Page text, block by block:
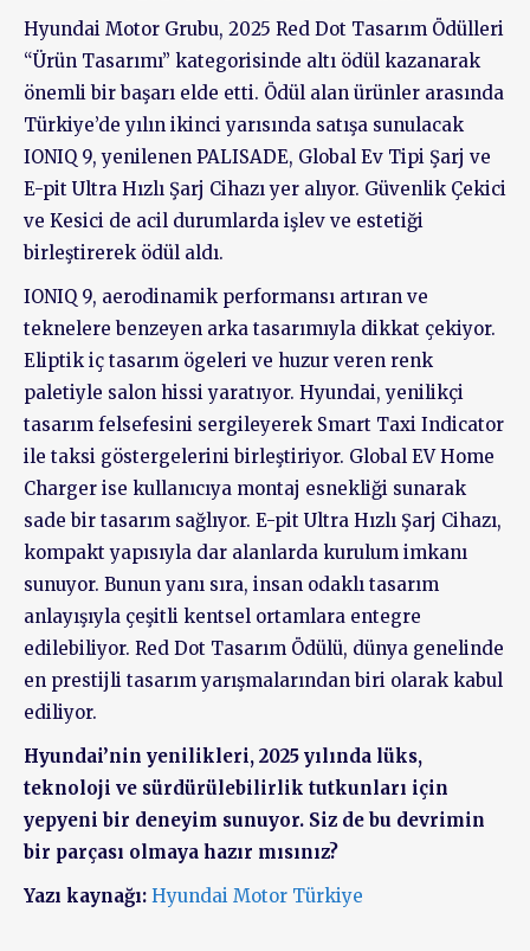
Hyundai Motor Grubu, 2025 Red Dot Tasarım Ödülleri
“Ürün Tasarımı” kategorisinde altı ödül kazanarak
önemli bir başarı elde etti. Ödül alan ürünler arasında
Türkiye’de yılın ikinci yarısında satışa sunulacak
IONIQ 9, yenilenen PALISADE, Global Ev Tipi Şarj ve
E-pit Ultra Hızlı Şarj Cihazı yer alıyor. Güvenlik Çekici
ve Kesici de acil durumlarda işlev ve estetiği
birleştirerek ödül aldı.
IONIQ 9, aerodinamik performansı artıran ve
teknelere benzeyen arka tasarımıyla dikkat çekiyor.
Eliptik iç tasarım ögeleri ve huzur veren renk
paletiyle salon hissi yaratıyor. Hyundai, yenilikçi
tasarım felsefesini sergileyerek Smart Taxi Indicator
ile taksi göstergelerini birleştiriyor. Global EV Home
Charger ise kullanıcıya montaj esnekliği sunarak
sade bir tasarım sağlıyor. E-pit Ultra Hızlı Şarj Cihazı,
kompakt yapısıyla dar alanlarda kurulum imkanı
sunuyor. Bunun yanı sıra, insan odaklı tasarım
anlayışıyla çeşitli kentsel ortamlara entegre
edilebiliyor. Red Dot Tasarım Ödülü, dünya genelinde
en prestijli tasarım yarışmalarından biri olarak kabul
ediliyor.
Hyundai’nin yenilikleri, 2025 yılında lüks,
teknoloji ve sürdürülebilirlik tutkunları için
yepyeni bir deneyim sunuyor. Siz de bu devrimin
bir parçası olmaya hazır mısınız?
Yazı kaynağı: Hyundai Motor Türkiye